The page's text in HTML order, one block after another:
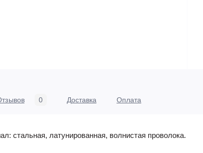
0 Доставка Оплата
стальная, латунированная, волнистая проволока.